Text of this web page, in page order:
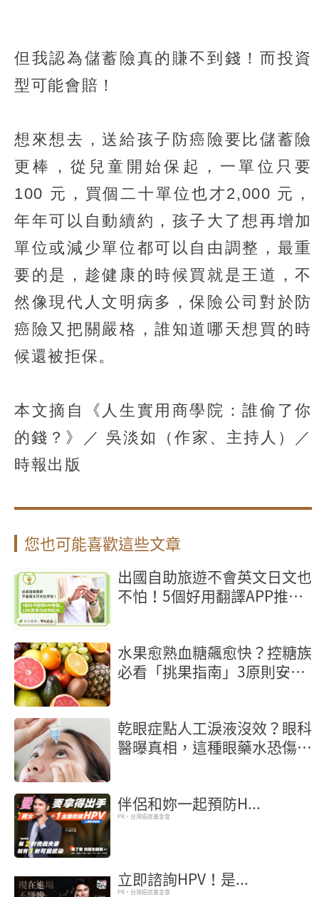
但我認為儲蓄險真的賺不到錢！而投資
型可能會賠！
想來想去，送給孩子防癌險要比儲蓄險
更棒，從兒童開始保起，一單位只要
100 元，買個二十單位也才2,000 元，
年年可以自動續約，孩子大了想再增加
單位或減少單位都可以自由調整，最重
要的是，趁健康的時候買就是王道，不
然像現代人文明病多，保險公司對於防
癌險又把關嚴格，誰知道哪天想買的時
候還被拒保。
本文摘自《人生實用商學院：誰偷了你
的錢？》／ 吳淡如（作家、主持人）／
時報出版
您也可能喜歡這些文章
出國自助旅遊不會英文日文也
不怕！5個好用翻譯APP推
水果愈熟血糖飆愈快？控糖族
必看「挑果指南」3原則安心
乾眼症點人工淚液沒效？眼科
醫曝真相，這種眼藥水恐傷角
伴侶和妳一起預防H...
PR・台灣癌症基金會
立即諮詢HPV！是...
PR・台灣癌症基金會